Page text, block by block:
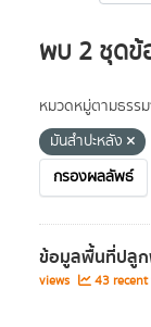
พบ 2 ชุดข้
หมวดหมู่ตามธรร
มันสำปะหลัง
กรองผลลัพธ์
ข้อมูลพื้นที่ปลูก
views
43 recent